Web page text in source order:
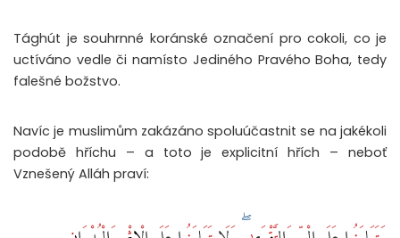
Tághút je souhrnné koránské označení pro cokoli, co je
uctíváno vedle či namísto Jediného Pravého Boha, tedy
falešné božstvo.
Navíc je muslimům zakázáno spoluúčastnit se na jakékoli
podobě hříchu – a toto je explicitní hřích – neboť
Vznešený Alláh praví: